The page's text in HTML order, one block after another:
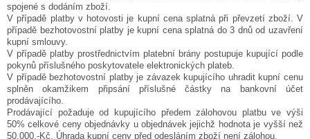
spojené s dodáním zboží.
V případě platby v hotovosti je kupní cena splatná při převzetí zboží. V
případě bezhotovostní platby je kupní cena splatná do 3 dnů od uzavření
kupní smlouvy.
V případě platby prostřednictvím platební brány postupuje kupující podle
pokynů příslušného poskytovatele elektronických plateb.
V případě bezhotovostní platby je závazek kupujícího uhradit kupní cenu
splněn okamžikem připsání příslušné částky na bankovní účet
prodávajícího.
Prodávající požaduje od kupujícího předem zálohovou platbu ve výši
50% celkové ceny objednávky u objednávek jejichž hodnota je vyšší než
50.000,-Kč. Úhrada kupní ceny před odesláním zboží není zálohou.